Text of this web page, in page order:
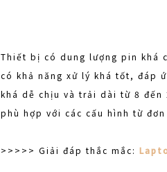
Thiết bị có dung lượng pin khá
có khả năng xử lý khá tốt, đáp
khá dễ chịu và trải dài từ 8 đến
phù hợp với các cấu hình từ
>>>>> Giải đáp thắc mắc: